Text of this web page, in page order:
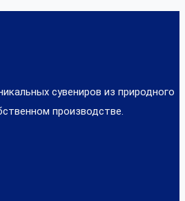
сувениров из природного
производстве.